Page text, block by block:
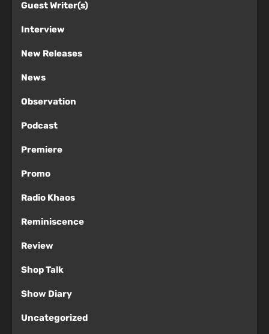
Guest Writer(s)
Interview
New Releases
News
Observation
Podcast
Premiere
Promo
Radio Khaos
Reminiscence
Review
Shop Talk
Show Diary
Uncategorized